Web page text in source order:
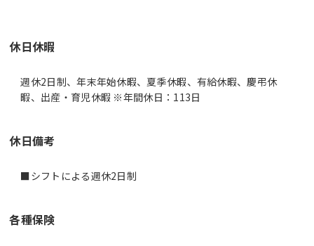
休日休暇
週休2日制、年末年始休暇、夏季休暇、有給休暇、慶弔休
暇、出産・育児休暇 ※年間休日：113日
休日備考
■シフトによる週休2日制
各種保険